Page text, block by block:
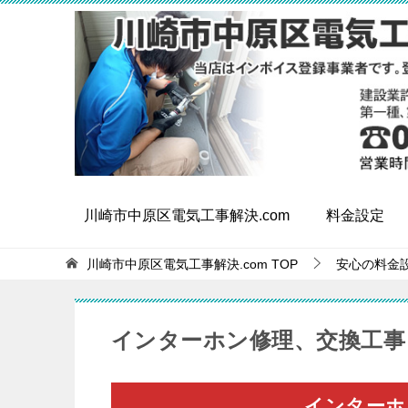
川崎市中原区電気工事解決.com 料金設定
川崎市中原区電気工事解決.com TOP 安心の料金
インターホン修理、交換工事